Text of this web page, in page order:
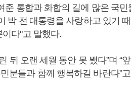
준 통합과 화합의 길에 많은 국
박 전 대통령을 사랑하고 있기
이다"고 말했다.
뒤 오랜 세월 동안 못 뵀다”며 “
분들과 함께 행복하길 바란다”